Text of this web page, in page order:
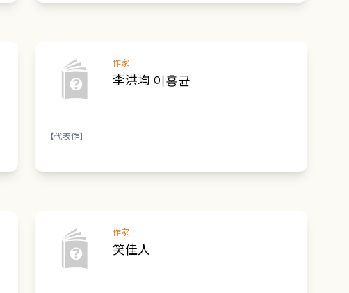
作家
李洪均 이홍균
【代表作】
作家
笑佳人